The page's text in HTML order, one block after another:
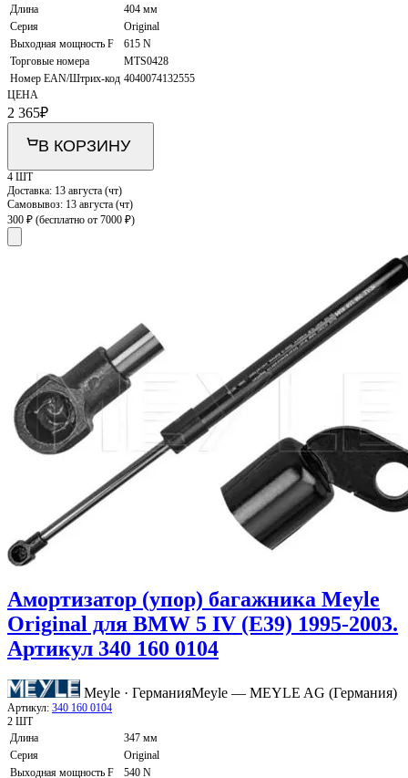
Длина
404 мм
Серия
Original
Выходная мощность F
615 N
Торговые номера
MTS0428
Номер EAN/Штрих-код 4040074132555
ЦЕНА
2 365₽
В КОРЗИНУ
4 ШТ
Доставка: 13 августа (чт)
Самовывоз: 13 августа (чт)
300 ₽ (бесплатно от 7000 ₽)
Амортизатор (упор) багажника Meyle
Original для BMW 5 IV (E39) 1995-2003.
Артикул 340 160 0104
Meyle · ГерманияMeyle — MEYLE AG (Германия)
Артикул: 340 160 0104
2 ШТ
Длина
347 мм
Серия
Original
Выходная мощность F
540 N